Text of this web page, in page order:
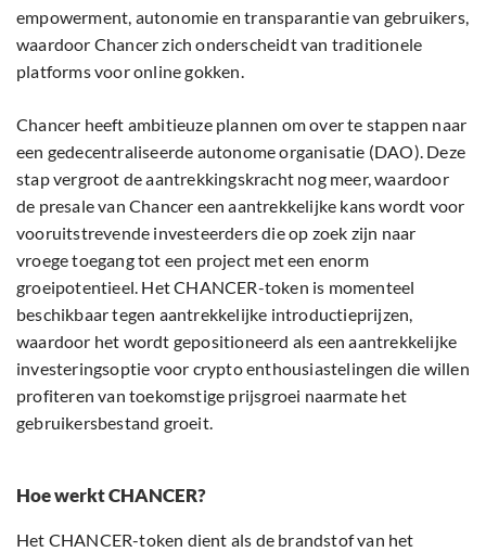
empowerment, autonomie en transparantie van gebruikers,
waardoor Chancer zich onderscheidt van traditionele
platforms voor online gokken.
Chancer heeft ambitieuze plannen om over te stappen naar
een gedecentraliseerde autonome organisatie (DAO). Deze
stap vergroot de aantrekkingskracht nog meer, waardoor
de presale van Chancer een aantrekkelijke kans wordt voor
vooruitstrevende investeerders die op zoek zijn naar
vroege toegang tot een project met een enorm
groeipotentieel. Het CHANCER-token is momenteel
beschikbaar tegen aantrekkelijke introductieprijzen,
waardoor het wordt gepositioneerd als een aantrekkelijke
investeringsoptie voor crypto enthousiastelingen die willen
profiteren van toekomstige prijsgroei naarmate het
gebruikersbestand groeit.
Hoe werkt CHANCER?
Het CHANCER-token dient als de brandstof van het